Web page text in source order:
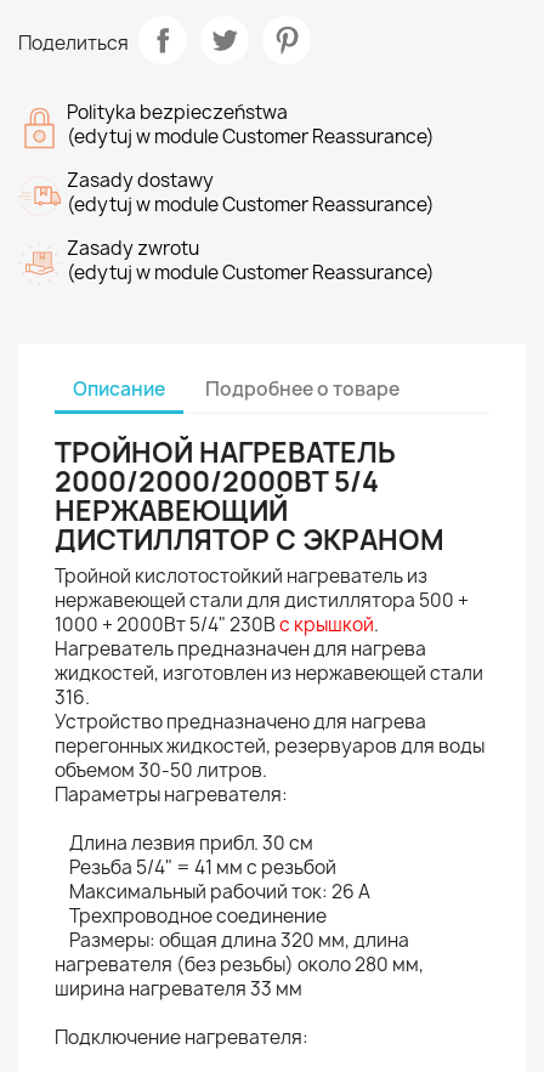
Поделиться
Polityka bezpieczeństwa
(edytuj w module Customer Reassurance)
Zasady dostawy
(edytuj w module Customer Reassurance)
Zasady zwrotu
(edytuj w module Customer Reassurance)
Описание Подробнее о товаре
ТРОЙНОЙ НАГРЕВАТЕЛЬ
2000/2000/2000ВТ 5/4
НЕРЖАВЕЮЩИЙ
ДИСТИЛЛЯТОР С ЭКРАНОМ
Тройной кислотостойкий нагреватель из
нержавеющей стали для дистиллятора 500 +
1000 + 2000Вт 5/4" 230Вс крышкой.
Нагреватель предназначен для нагрева
жидкостей, изготовлен из нержавеющей стали
316.
Устройство предназначено для нагрева
перегонных жидкостей, резервуаров для воды
объемом 30-50 литров.
Параметры нагревателя:
Длина лезвия прибл. 30 см
Резьба 5/4" = 41 мм с резьбой
Максимальный рабочий ток: 26 А
Трехпроводное соединение
Размеры: общая длина 320 мм, длина
нагревателя (без резьбы) около 280 мм,
ширина нагревателя 33 мм
Подключение нагревателя: